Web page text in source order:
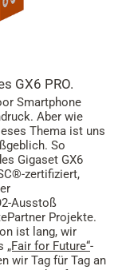
GX6 PRO.
Smartphone
Aber wie
Thema ist uns
So
Gigaset GX6
zertifiziert,
Ausstoß
Projekte.
ist lang, wir
„Fair for Future“-
wir Tag für Tag an